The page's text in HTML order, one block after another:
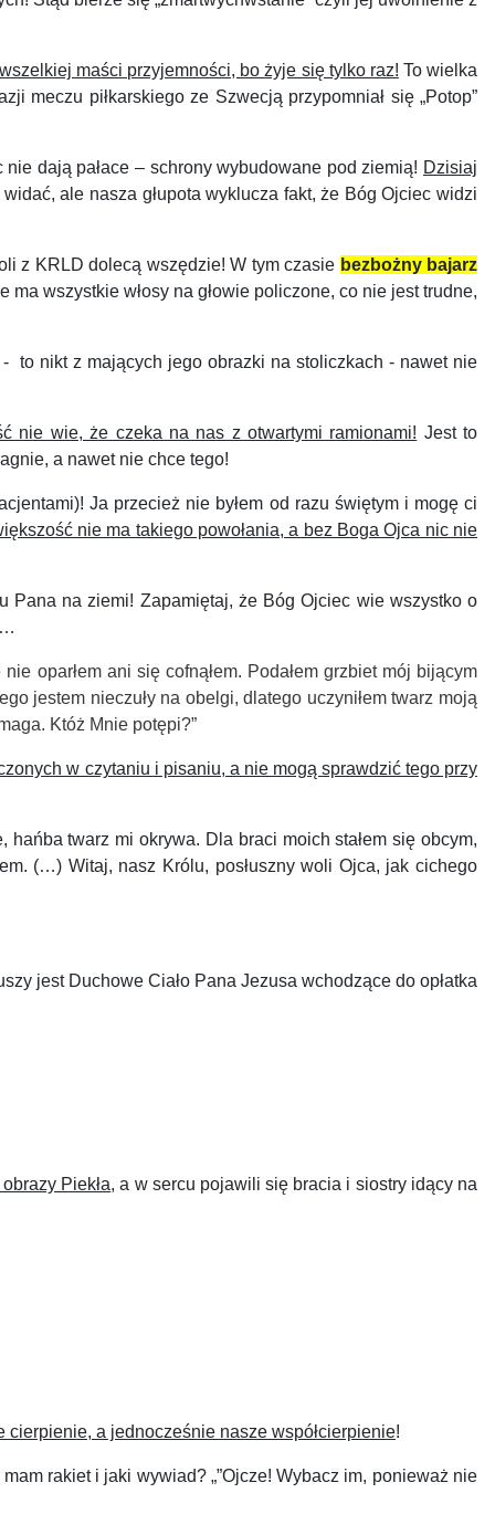
wszelkiej maści przyjemności, bo żyje się tylko raz! To wielka
meczu piłkarskiego ze Szwecją przypomniał się „Potop”
dają pałace – schrony wybudowane pod ziemią! Dzisiaj
ale nasza głupota wyklucza fakt, że Bóg Ojciec widzi
z KRLD dolecą wszędzie! W tym czasie bezbożny bajarz
wszystkie włosy na głowie policzone, co nie jest trudne,
nikt z mających jego obrazki na stoliczkach - nawet nie
nie wie, że czeka na nas z otwartymi ramionami! Jest to
a nawet nie chce tego!
Ja przecież nie byłem od razu świętym i mogę ci
nie ma takiego powołania, a bez Boga Ojca nic nie
na ziemi! Zapamiętaj, że Bóg Ojciec wie wszystko o
oparłem ani się cofnąłem. Podałem grzbiet mój bijącym
jestem nieczuły na obelgi, dlatego uczyniłem twarz moją
Któż Mnie potępi?”
w czytaniu i pisaniu, a nie mogą sprawdzić tego przy
twarz mi okrywa. Dla braci moich stałem się obcym,
(…) Witaj, nasz Królu, posłuszny woli Ojca, jak cichego
jest Duchowe Ciało Pana Jezusa wchodzące do opłatka
Piekła, a w sercu pojawili się bracia i siostry idący na
cierpienie, a jednocześnie nasze współcierpienie!
rakiet i jaki wywiad? „”Ojcze! Wybacz im, ponieważ nie